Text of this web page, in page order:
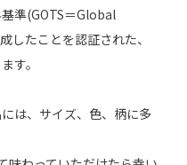
準(GOTS＝Global
たことを認証された、
す。
は、サイズ、色、柄に多